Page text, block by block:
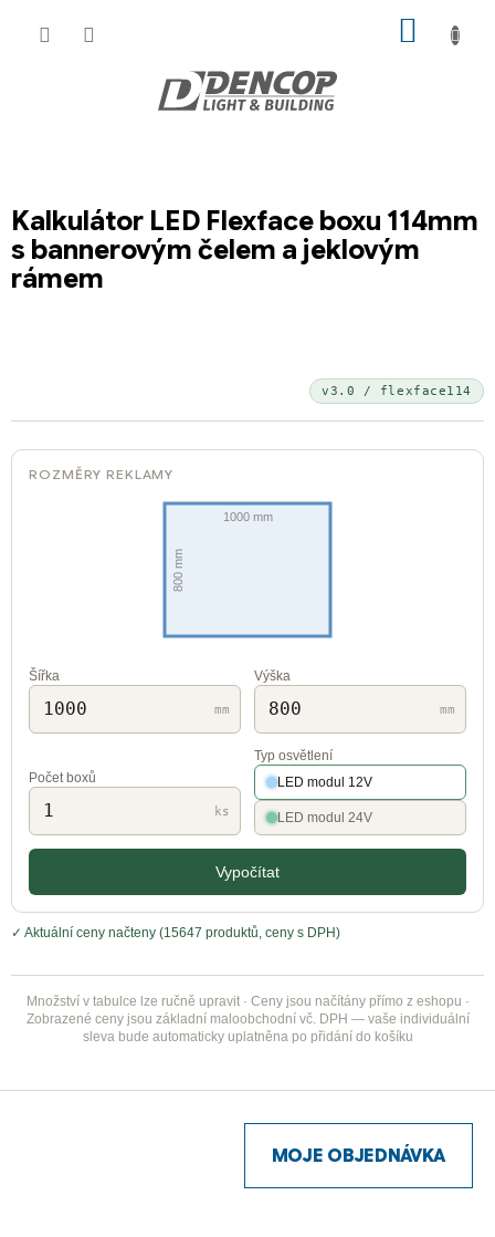
Kalkulátor LED Flexface boxu 114mm
s bannerovým čelem a jeklovým
rámem
v3.0 / flexface114
ROZMĚRY REKLAMY
Šířka
mm
Výška
mm
Počet boxů
ks
Typ osvětlení
LED modul 12V
LED modul 24V
Vypočítat
✓ Aktuální ceny načteny (15647 produktů, ceny s DPH)
Množství v tabulce lze ručně upravit · Ceny jsou načítány přímo z eshopu ·
Zobrazené ceny jsou základní maloobchodní vč. DPH — vaše individuální
sleva bude automaticky uplatněna po přidání do košíku
MOJE OBJEDNÁVKA